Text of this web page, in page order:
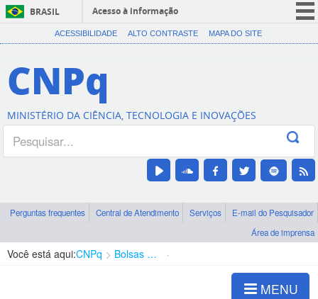
BRASIL
Acesso à informação
CORONAVÍRUS (COVID-19)
Canais
ACESSIBILIDADE ALTO CONTRASTE MAPA DO SITE
CNPq
MINISTÉRIO DA CIÊNCIA, TECNOLOGIA E INOVAÇÕES
Perguntas frequentes Central de Atendimento Serviços
E-mail do Pesquisador
Área de imprensa
Você está aqui:CNPq Bolsas e Auxílios Vigentes
MENU